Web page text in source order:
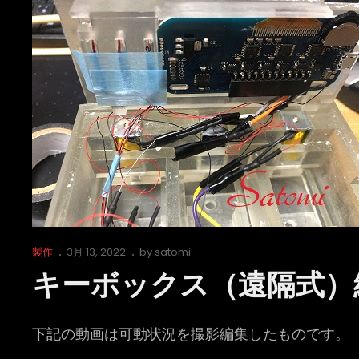
か
ら
の
進
展
Cat
製作
Posted
3月 13, 2022 by satomi
キーボックス（遠隔式
下記の動画は可動状況を撮影編集したものです。